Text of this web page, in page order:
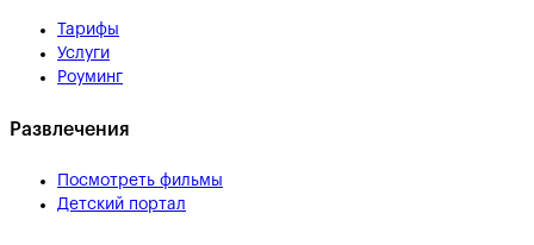
Тарифы
Услуги
Роуминг
Развлечения
Посмотреть фильмы
Детский портал